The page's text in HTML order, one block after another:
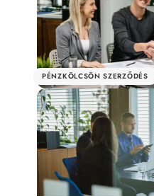
PÉNZKÖLCSÖN SZERZŐDÉS